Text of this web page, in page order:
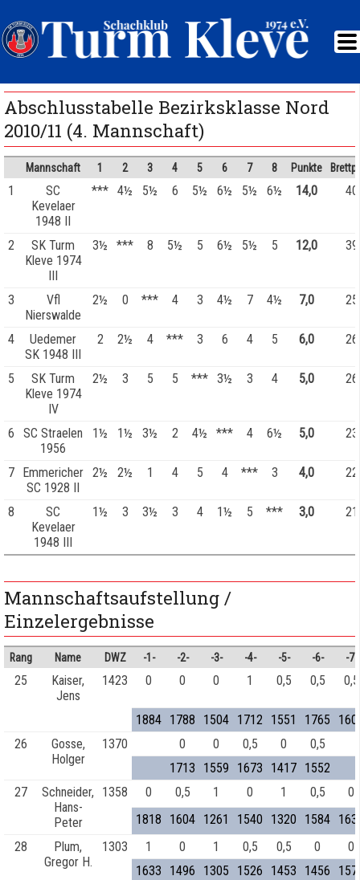
Abschlusstabelle Bezirksklasse Nord
2010/11 (4. Mannschaft)
Mannschaft 1 2 3 4 5 6 7 8 Punkte
1
SC
Kevelaer
1948 II
*** 4½ 5½ 6 5½ 6½ 5½ 6½ 14,0
2
SK Turm
Kleve 1974
III
3½ *** 8 5½ 5 6½ 5½ 5 12,0
3
Vfl
Nierswalde
2½ 0 *** 4 3 4½ 7 4½ 7,0
4
Uedemer
SK 1948 III
2 2½ 4 *** 3 6 4 5 6,0
5
SK Turm
Kleve 1974
IV
2½ 3 5 5 *** 3½ 3 4 5,0
6
SC Straelen
1956
1½ 1½ 3½ 2 4½ *** 4 6½ 5,0
7 Emmericher
SC 1928 II
2½ 2½ 1 4 5 4 *** 3 4,0
8
SC
Kevelaer
1948 III
1½ 3 3½ 3 4 1½ 5 *** 3,0
Mannschaftsaufstellung /
Einzelergebnisse
Rang Name DWZ -1- -2- -3- -4- -5- -6- -7-
25
Kaiser,
Jens
1423 0 0 0 1 0,5 0,5 0,5
1884 1788 1504 1712 1551 1765
26
Gosse,
Holger
1370 0 0 0,5 0
0,5
1713
1559 1673 1417 1552
27
Schneider,
Hans-
Peter
1358 0 0,5 1 0 1 0,5
0
1818
1604 1261 1540 1320 1584
28
Plum,
Gregor H.
1303 1 0 1 0,5 0,5 0
0
1633
1496 1305 1526 1453 1456